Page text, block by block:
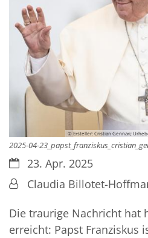
© Ersteller: Cristian Gennari;
2025-04-
Datum:23. Apr. 2025
Von:Claudia Billotet-
Die traurige Nachricht hat
erreicht: Papst Franziskus